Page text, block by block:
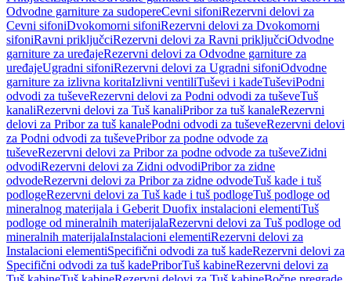
Odvodne garniture za sudopereCevni sifoniRezervni delovi za
Cevni sifoniDvokomorni sifoniRezervni delovi za Dvokomorni
sifoniRavni priključciRezervni delovi za Ravni priključciOdvodne
garniture za uređajeRezervni delovi za Odvodne garniture za
uređajeUgradni sifoniRezervni delovi za Ugradni sifoniOdvodne
garniture za izlivna koritaIzlivni ventiliTuševi i kadeTuševiPodni
odvodi za tuševeRezervni delovi za Podni odvodi za tuševeTuš
kanaliRezervni delovi za Tuš kanaliPribor za tuš kanaleRezervni
delovi za Pribor za tuš kanalePodni odvodi za tuševeRezervni delovi
za Podni odvodi za tuševePribor za podne odvode za
tuševeRezervni delovi za Pribor za podne odvode za tuševeZidni
odvodiRezervni delovi za Zidni odvodiPribor za zidne
odvodeRezervni delovi za Pribor za zidne odvodeTuš kade i tuš
podlogeRezervni delovi za Tuš kade i tuš podlogeTuš podloge od
mineralnog materijala i Geberit Duofix instalacioni elementiTuš
podloge od mineralnih materijalaRezervni delovi za Tuš podloge od
mineralnih materijalaInstalacioni elementiRezervni delovi za
Instalacioni elementiSpecifični odvodi za tuš kadeRezervni delovi za
Specifični odvodi za tuš kadePriborTuš kabineRezervni delovi za